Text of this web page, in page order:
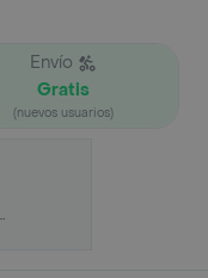
Envío
Gratis
(nuevos usuarios)